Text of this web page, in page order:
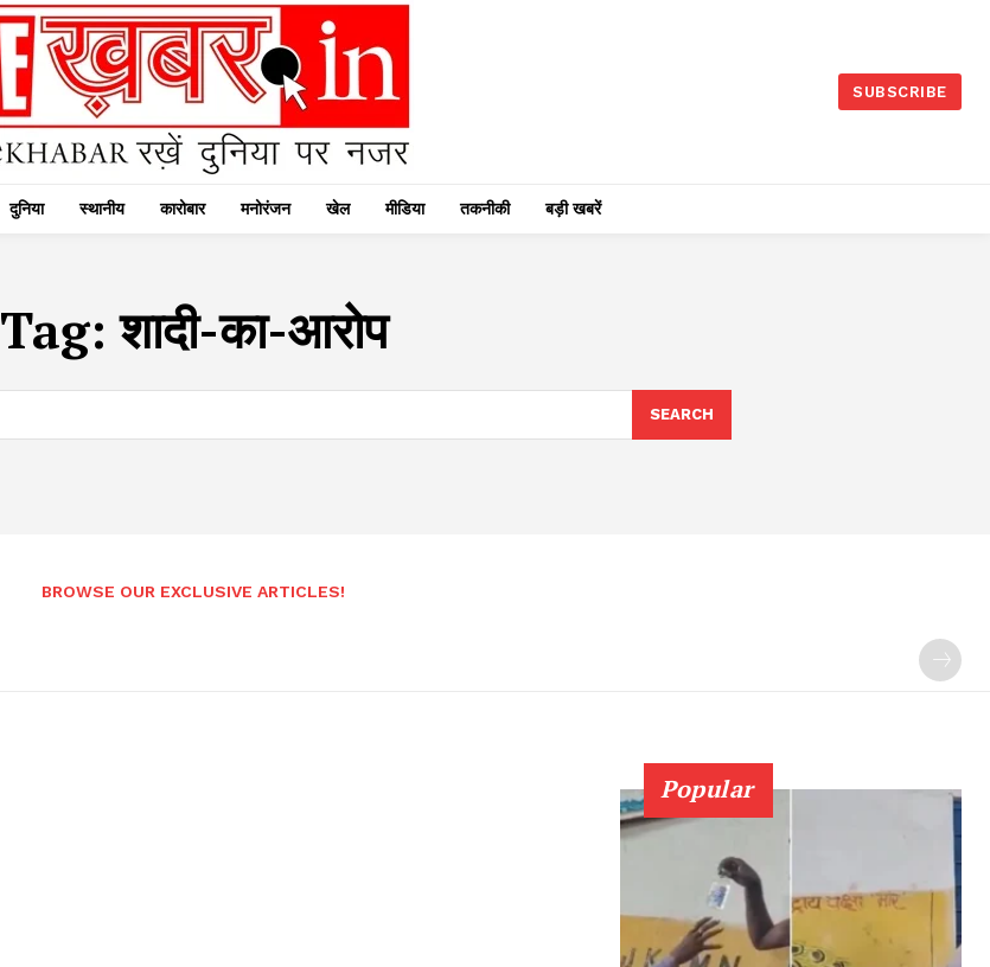
SUBSCRIBE
दुनिया स्थानीय कारोबार मनोरंजन खेल मीडिया तकनीकी बड़ी खबरें
Tag:शादी-का-आरोप
SEARCH
BROWSE OUR EXCLUSIVE ARTICLES!
Popular